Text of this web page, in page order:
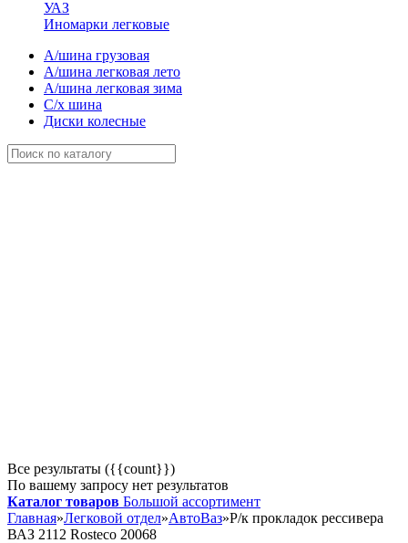
УАЗ
Иномарки легковые
А/шина грузовая
А/шина легковая лето
А/шина легковая зима
С/х шина
Диски колесные
Все результаты ({{count}})
По вашему запросу нет результатов
Каталог товаров Большой ассортимент
Главная»Легковой отдел»АвтоВаз»Р/к прокладок рессивера
ВАЗ 2112 Rosteco 20068